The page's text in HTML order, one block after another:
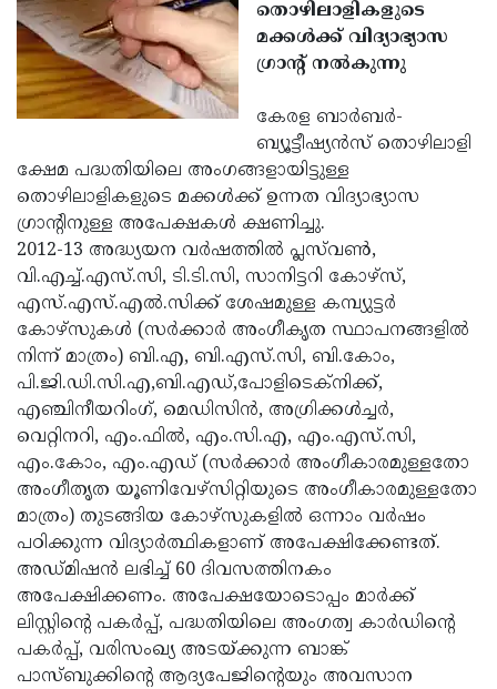
Delhi
Election
Maha
Shivarathri
International
Drug
Campaign
Attukal
Pongala
Holi
2025
Eid
Al-
Fitr
2025
Waqf
Bill
Controversy
Vishu
Festival
2025
Good
Friday
Observance
2025
Easter
Sunday
2025
Election
Bihar
Assembly
Polls
Local
Body
Look
Back
തൊഴിലാളികളുടെ
മക്കള്‍ക്ക് വിദ്യാഭ്യാസ
ഗ്രാന്റ് നല്‍കുന്നു
കേരള ബാര്‍ബര്‍-
ബ്യൂട്ടീഷ്യന്‍സ് തൊഴിലാളി
ക്ഷേമ പദ്ധതിയിലെ അംഗങ്ങളായിട്ടുള്ള
തൊഴിലാളികളുടെ മക്കള്‍ക്ക് ഉന്നത വിദ്യാഭ്യാസ
ഗ്രാന്റിനുള്ള അപേക്ഷകള്‍ ക്ഷണിച്ചു.
2012-13 അദ്ധ്യയന വര്‍ഷത്തില്‍ പ്ലസ്‌വണ്‍,
വി.എച്ച്.എസ്.സി, ടി.ടി.സി, സാനിട്ടറി കോഴ്‌സ്,
എസ്.എസ്.എല്‍.സിക്ക് ശേഷമുള്ള കമ്പ്യുട്ടര്‍
കോഴ്‌സുകള്‍ (സര്‍ക്കാര്‍ അംഗീകൃത സ്ഥാപനങ്ങളില്‍
നിന്ന് മാത്രം) ബി.എ, ബി.എസ്.സി, ബി.കോം,
പി.ജി.ഡി.സി.എ,ബി.എഡ്,പോളിടെക്‌നിക്ക്,
എഞ്ചിനീയറിംഗ്, മെഡിസിന്‍, അഗ്രിക്കള്‍ച്ചര്‍,
വെറ്റിനറി, എം.ഫില്‍, എം.സി.എ, എം.എസ്.സി,
എം.കോം, എം.എഡ് (സര്‍ക്കാര്‍ അംഗീകാരമുള്ളതോ
അംഗീതൃത യൂണിവേഴ്‌സിറ്റിയുടെ അംഗീകാരമുള്ളതോ
മാത്രം) തുടങ്ങിയ കോഴ്‌സുകളില്‍ ഒന്നാം വര്‍ഷം
പഠിക്കുന്ന വിദ്യാര്‍ത്ഥികളാണ് അപേക്ഷിക്കേണ്ടത്.
അഡ്മിഷന്‍ ലഭിച്ച് 60 ദിവസത്തിനകം
അപേക്ഷിക്കണം. അപേക്ഷയോടൊപ്പം മാര്‍ക്ക്
ലിസ്റ്റിന്റെ പകര്‍പ്പ്, പദ്ധതിയിലെ അംഗത്വ കാര്‍ഡിന്റെ
പകര്‍പ്പ്, വരിസംഖ്യ അടയ്ക്കുന്ന ബാങ്ക്
പാസ്ബുക്കിന്റെ ആദ്യപേജിന്റെയും അവസാന